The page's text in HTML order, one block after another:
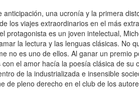
anticipación, una ucronía y la primera
los viajes extraordinarios en el más
protagonista es un joven intelectual,
la lectura y las lenguas clásicas. No
no es uno de ellos. Al ganar un premio
el amor hacía la poesía clásica de su
de la industrializada e insensible
de pleno derecho en el club de los